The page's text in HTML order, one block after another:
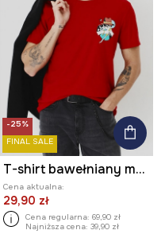
-25%
FINAL SALE
T-shirt bawełniany męski z elastanem by Patryk Hilton kolor czerwony
Cena aktualna:
29,90 zł
Cena regularna: 69,90 zł
Najniższa cena: 39,90 zł